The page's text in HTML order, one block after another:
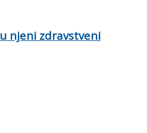
njeni zdravstveni